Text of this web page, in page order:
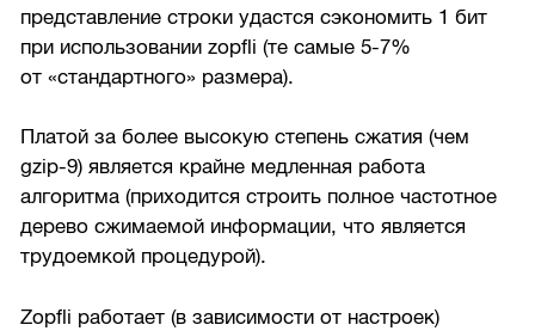
представление строки удастся сэкономить 1 бит
при использовании zopfli (те самые5-7%
от «стандартного» размера).
Платой за более высокую степень сжатия (чем
gzip-9) является крайне медленная работа
алгоритма (приходится строить полное частотное
дерево сжимаемой информации, что является
трудоемкой процедурой).
Zopfli работает (в зависимости от настроек)